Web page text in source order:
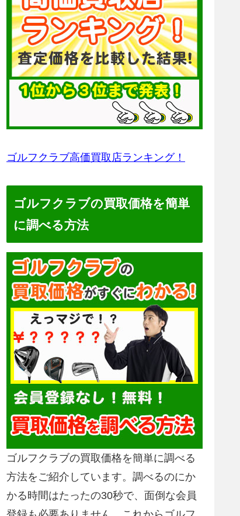
ゴルフクラブ高価買取店ランキング！
ゴルフクラブの買取価格を簡単
に調べる方法
ゴルフクラブの買取価格を簡単に調べる
方法をご紹介しています。調べるのにか
かる時間はたったの30秒で、面倒な会員